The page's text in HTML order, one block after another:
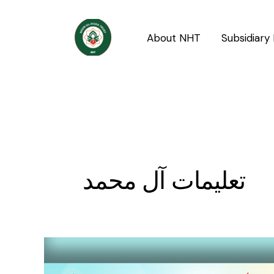
About NHT
تعلیمات آل محمد
Global
Village